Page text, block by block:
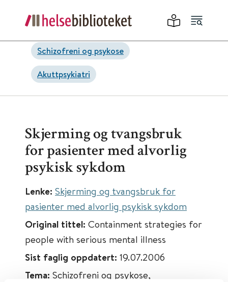
Schizofreni og psykose
Akuttpsykiatri
Skjerming og tvangsbruk
for pasienter med alvorlig
psykisk sykdom
Lenke: Skjerming og tvangsbruk for
pasienter med alvorlig psykisk sykdom
Original tittel: Containment strategies for
people with serious mental illness
Sist faglig oppdatert: 19.07.2006
Tema: Schizofreni og psykose,